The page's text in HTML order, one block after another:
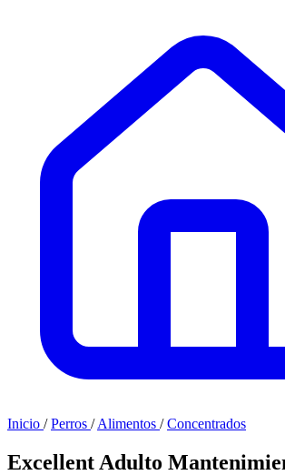
Inicio / Perros / Alimentos / Concentrados
Excellent Adulto